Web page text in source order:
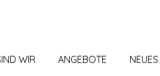
WIR ANGEBOTE NEUES